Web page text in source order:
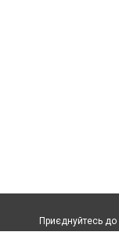
Приєднуйтесь до